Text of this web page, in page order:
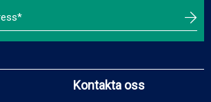
Kontakta oss